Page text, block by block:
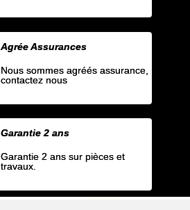
Agrée Assurances
Nous sommes agréés assurance,
contactez nous
Garantie 2 ans
Garantie 2 ans sur pièces et
travaux.